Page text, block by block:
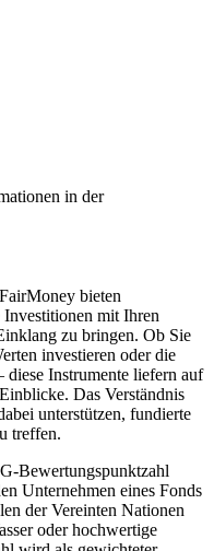
in der
bieten
mit Ihren
zu bringen. Ob Sie
investieren oder die
diese Instrumente liefern auf
Das Verständnis
unterstützen, fundierte
treffen.
Bewertungspunktzahl
Unternehmen eines Fonds
der Vereinten Nationen
oder hochwertige